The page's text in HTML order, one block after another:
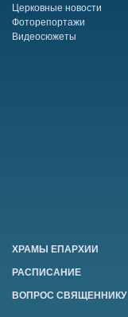
Церковные новости
Фоторепортажи
Видеосюжеты
ХРАМЫ ЕПАРХИИ
РАСПИСАНИЕ
ВОПРОС СВЯЩЕННИКУ